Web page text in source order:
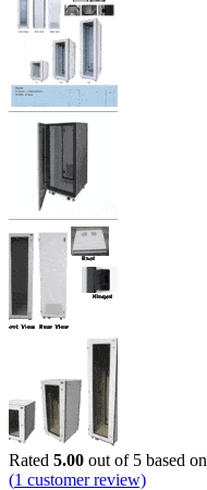
Rated 5.00 out of 5 based on
(1 customer review)